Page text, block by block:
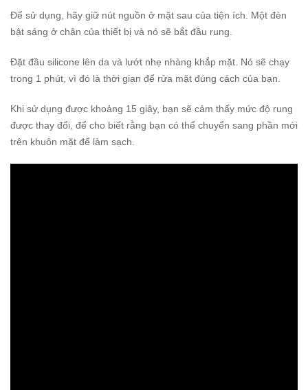
Để sử dụng, hãy giữ nút nguồn ở mặt sau của tiện ích. Một đèn
bật sáng ở chân của thiết bị và nó sẽ bắt đầu rung.
Đặt đầu silicone lên da và lướt nhẹ nhàng khắp mặt. Nó sẽ chạy
trong 1 phút, vì đó là thời gian để rửa mặt đúng cách của bạn.
Khi sử dụng được khoảng 15 giây, bạn sẽ cảm thấy mức độ rung
được thay đổi, để cho biết rằng bạn có thể chuyển sang phần mới
trên khuôn mặt để làm sạch.